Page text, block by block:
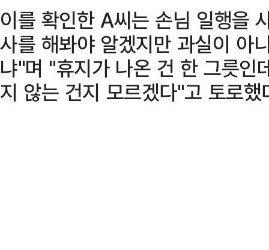
이를 확인한 A씨는 손님 일행을
사를 해봐야 알겠지만 과실이 아
냐"며 "휴지가 나온 건 한 그릇인
지 않는 건지 모르겠다"고 토로했